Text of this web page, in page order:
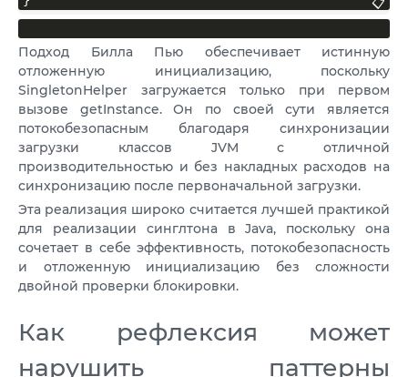
Подход Билла Пью обеспечивает истинную
отложенную инициализацию, поскольку
SingletonHelper загружается только при первом
вызове getInstance. Он по своей сути является
потокобезопасным благодаря синхронизации
загрузки классов JVM с отличной
производительностью и без накладных расходов на
синхронизацию после первоначальной загрузки.
Эта реализация широко считается лучшей практикой
для реализации синглтона в Java, поскольку она
сочетает в себе эффективность, потокобезопасность
и отложенную инициализацию без сложности
двойной проверки блокировки.
Как рефлексия может
нарушить паттерны